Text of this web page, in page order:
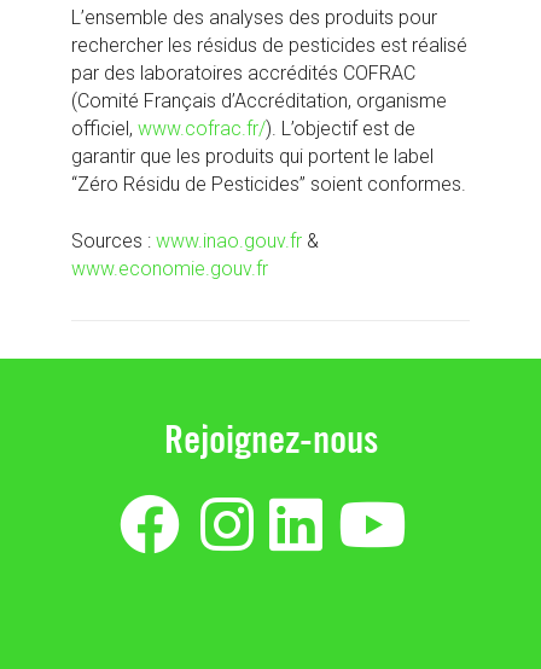
L’ensemble des analyses des produits pour
rechercher les résidus de pesticides est réalisé
par des laboratoires accrédités COFRAC
(Comité Français d’Accréditation, organisme
officiel, www.cofrac.fr/). L’objectif est de
garantir que les produits qui portent le label
“Zéro Résidu de Pesticides” soient conformes.
Sources : www.inao.gouv.fr &
www.economie.gouv.fr
Rejoignez-nous